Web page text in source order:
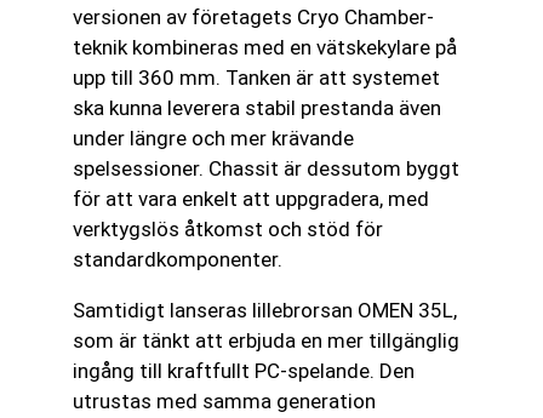
versionen av företagets Cryo Chamber-
teknik kombineras med en vätskekylare på
upp till 360 mm. Tanken är att systemet
ska kunna leverera stabil prestanda även
under längre och mer krävande
spelsessioner. Chassit är dessutom byggt
för att vara enkelt att uppgradera, med
verktygslös åtkomst och stöd för
standardkomponenter.
Samtidigt lanseras lillebrorsan OMEN 35L,
som är tänkt att erbjuda en mer tillgänglig
ingång till kraftfullt PC-spelande. Den
utrustas med samma generation